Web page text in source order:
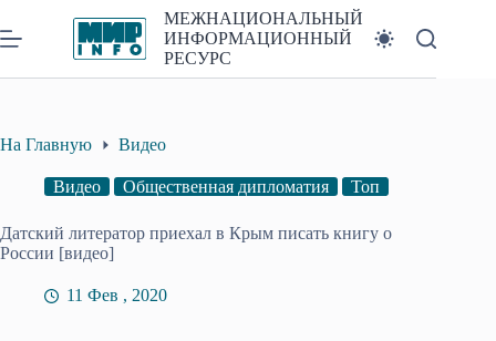
к
сути
МЕЖНАЦИОНАЛЬНЫЙ
ИНФОРМАЦИОННЫЙ
РЕСУРС
На Главную Видео
Видео Общественная дипломатия Топ
Датский литератор приехал в Крым писать книгу о
России [видео]
11 Фев , 2020